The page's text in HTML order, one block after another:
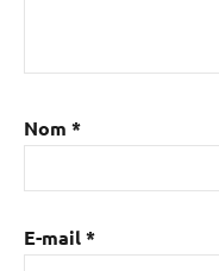
Nom *
E-mail*